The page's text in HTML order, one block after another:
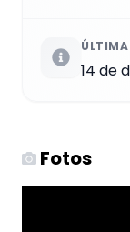
14 de
Fotos